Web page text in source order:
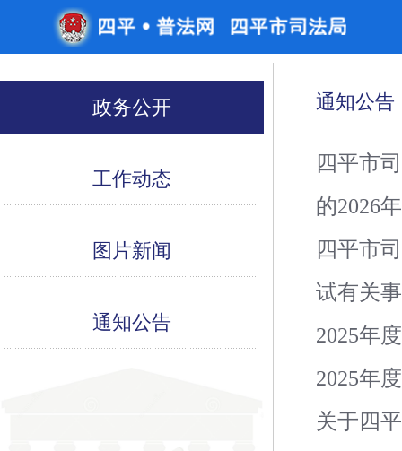
政务公开
工作动态
图片新闻
通知公告
通知公告
四平市
的2026
四平市
试有关
2025年
2025年
关于四